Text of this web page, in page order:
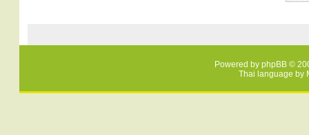
Powered by phpBB ©
Thai language by